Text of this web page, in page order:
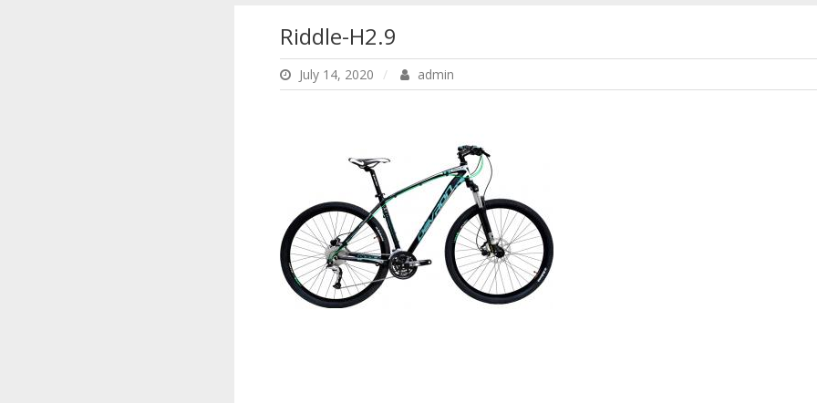
Riddle-H2.9
July 14, 2020 admin